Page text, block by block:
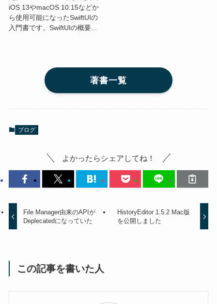
iOS 13やmacOS 10.15などか
ら使用可能になったSwiftUIの
入門書です。SwiftUIの概要...
著書一覧
ブログ
よかったらシェアしてね！
File Manager由来のAPIが
Deplecatedになっていた
HistoryEditor 1.5.2 Mac版
を公開しました
この記事を書いた人